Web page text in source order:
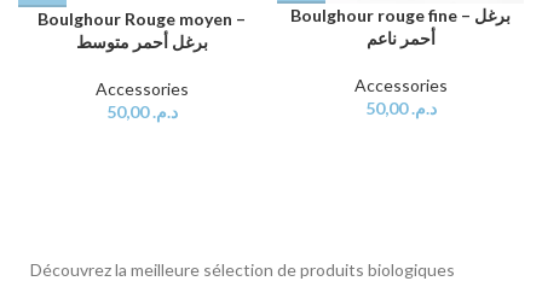
Boulghour Rouge moyen –
برغل أحمر متوسط
Accessories
د.م.50,00
Boulghour rouge fine – برغل
أحمر ناعم
Accessories
د.م.50,00
Découvrez la meilleure sélection de produits biologiques